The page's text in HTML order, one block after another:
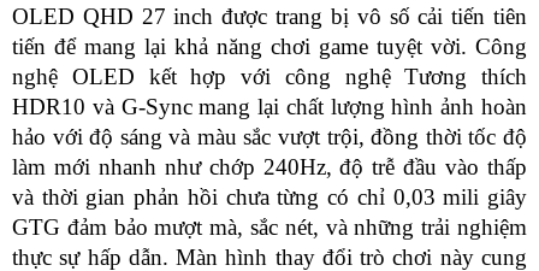
OLED QHD 27 inch được trang bị vô số cải tiến tiên
tiến để mang lại khả năng chơi game tuyệt vời. Công
nghệ OLED kết hợp với công nghệ Tương thích
HDR10 và G-Sync mang lại chất lượng hình ảnh hoàn
hảo với độ sáng và màu sắc vượt trội, đồng thời tốc độ
làm mới nhanh như chớp 240Hz, độ trễ đầu vào thấp
và thời gian phản hồi chưa từng có chỉ 0,03 mili giây
GTG đảm bảo mượt mà, sắc nét, và những trải nghiệm
thực sự hấp dẫn. Màn hình thay đổi trò chơi này cung